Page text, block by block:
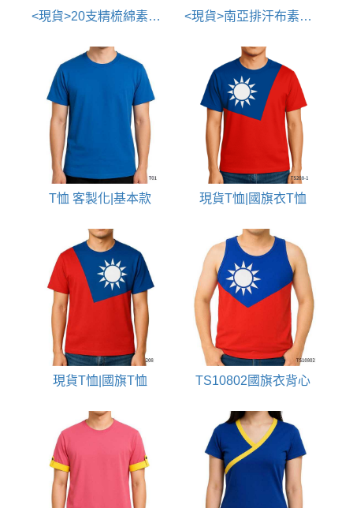
<現貨>20支精梳綿素面T恤 <現貨>南亞排汗布素面T恤
T恤 客製化|基本款 現貨T恤|國旗衣T恤
現貨T恤|國旗T恤 TS10802國旗衣背心